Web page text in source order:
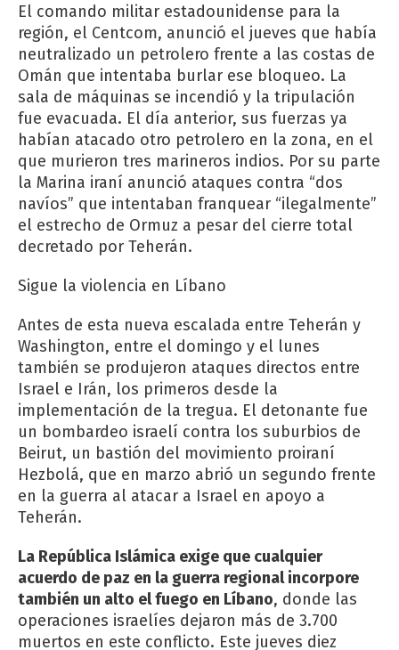
El comando militar estadounidense para la
región, el Centcom, anunció el jueves que había
neutralizado un petrolero frente a las costas de
Omán que intentaba burlar ese bloqueo. La
sala de máquinas se incendió y la tripulación
fue evacuada. El día anterior, sus fuerzas ya
habían atacado otro petrolero en la zona, en el
que murieron tres marineros indios. Por su parte
la Marina iraní anunció ataques contra “dos
navíos” que intentaban franquear “ilegalmente”
el estrecho de Ormuz a pesar del cierre total
decretado por Teherán.
Sigue la violencia en Líbano
Antes de esta nueva escalada entre Teherán y
Washington, entre el domingo y el lunes
también se produjeron ataques directos entre
Israel e Irán, los primeros desde la
implementación de la tregua. El detonante fue
un bombardeo israelí contra los suburbios de
Beirut, un bastión del movimiento proiraní
Hezbolá, que en marzo abrió un segundo frente
en la guerra al atacar a Israel en apoyo a
Teherán.
La República Islámica exige que cualquier
acuerdo de paz en la guerra regional incorpore
también un alto el fuego en Líbano, donde las
operaciones israelíes dejaron más de 3.700
muertos en este conflicto. Este jueves diez